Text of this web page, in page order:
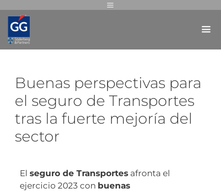
Buenas perspectivas para
el seguro de Transportes
tras la fuerte mejoría del
sector
El seguro de Transportes afronta el
ejercicio 2023 con buenas